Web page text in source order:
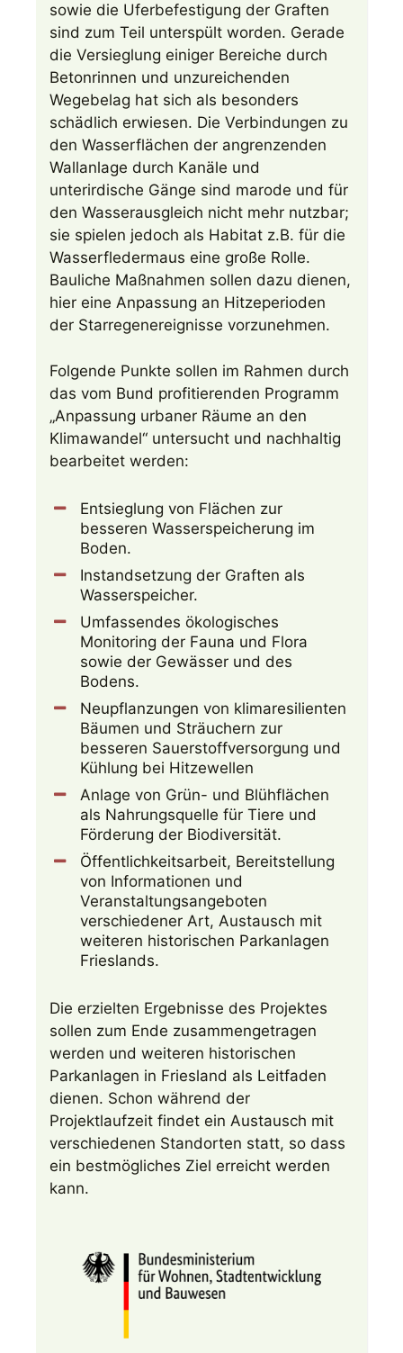
sowie die Uferbefestigung der Graften
sind zum Teil unterspült worden. Gerade
die Versieglung einiger Bereiche durch
Betonrinnen und unzureichenden
Wegebelag hat sich als besonders
schädlich erwiesen. Die Verbindungen zu
den Wasserflächen der angrenzenden
Wallanlage durch Kanäle und
unterirdische Gänge sind marode und für
den Wasserausgleich nicht mehr nutzbar;
sie spielen jedoch als Habitat z.B. für die
Wasserfledermaus eine große Rolle.
Bauliche Maßnahmen sollen dazu dienen,
hier eine Anpassung an Hitzeperioden
der Starregenereignisse vorzunehmen.
Folgende Punkte sollen im Rahmen durch
das vom Bund profitierenden Programm
„Anpassung urbaner Räume an den
Klimawandel“ untersucht und nachhaltig
bearbeitet werden:
Entsieglung von Flächen zur
besseren Wasserspeicherung im
Boden.
Instandsetzung der Graften als
Wasserspeicher.
Umfassendes ökologisches
Monitoring der Fauna und Flora
sowie der Gewässer und des
Bodens.
Neupflanzungen von klimaresilienten
Bäumen und Sträuchern zur
besseren Sauerstoffversorgung und
Kühlung bei Hitzewellen
Anlage von Grün- und Blühflächen
als Nahrungsquelle für Tiere und
Förderung der Biodiversität.
Öffentlichkeitsarbeit, Bereitstellung
von Informationen und
Veranstaltungsangeboten
verschiedener Art, Austausch mit
weiteren historischen Parkanlagen
Frieslands.
Die erzielten Ergebnisse des Projektes
sollen zum Ende zusammengetragen
werden und weiteren historischen
Parkanlagen in Friesland als Leitfaden
dienen. Schon während der
Projektlaufzeit findet ein Austausch mit
verschiedenen Standorten statt, so dass
ein bestmögliches Ziel erreicht werden
kann.